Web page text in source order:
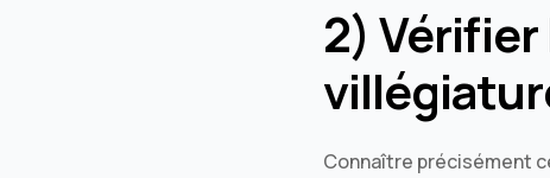
2)
Connaître précisément